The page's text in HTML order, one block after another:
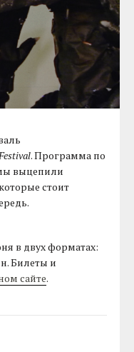
. Программа по
выцепили
стоит
в двух форматах:
Билеты и
сайте.